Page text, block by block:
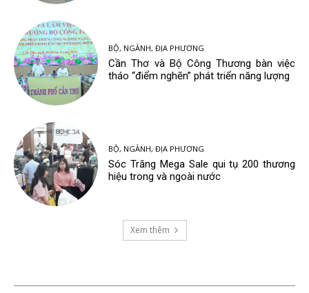
BỘ, NGÀNH, ĐỊA PHƯƠNG
Cần Thơ và Bộ Công Thương bàn việc
tháo “điểm nghẽn” phát triển năng lượng
BỘ, NGÀNH, ĐỊA PHƯƠNG
Sóc Trăng Mega Sale qui tụ 200 thương
hiệu trong và ngoài nước
Xem thêm